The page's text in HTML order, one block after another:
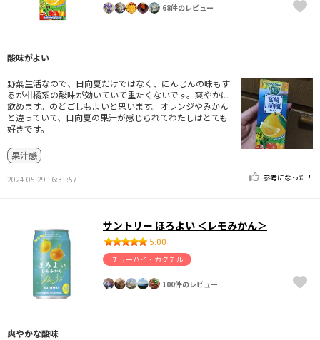
68件のレビュー
酸味がよい
野菜生活なので、日向夏だけではなく、にんじんの味もす
るが柑橘系の酸味が効いていて重たくないです。爽やかに
飲めます。のどごしもよいと思います。オレンジやみかん
と違っていて、日向夏の果汁が感じられてわたしはとても
好きです。
果汁感
2024-05-29 16:31:57 参考になった！
サントリー ほろよい ＜レモみかん＞
5.00
チューハイ・カクテル
100件のレビュー
爽やかな酸味